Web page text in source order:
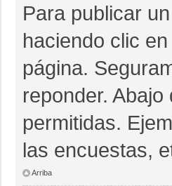
Para publicar
haciendo clic
página.
reponder.
permitidas.
las encuestas,
Arriba